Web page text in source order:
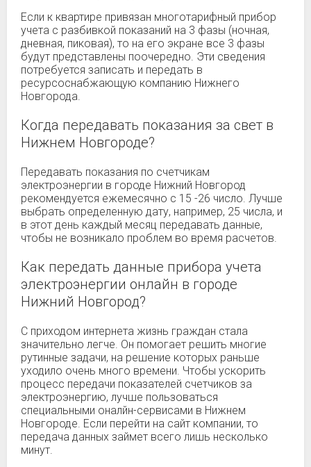
Если к квартире привязан многотарифный прибор
учета с разбивкой показаний на 3 фазы (ночная,
дневная, пиковая), то на его экране все 3 фазы
будут представлены поочередно. Эти сведения
потребуется записать и передать в
ресурсоснабжающую компанию Нижнего
Новгорода.
Когда передавать показания за свет в
Нижнем Новгороде?
Передавать показания по счетчикам
электроэнергии в городе Нижний Новгород
рекомендуется ежемесячно с 15 -26 число. Лучше
выбрать определенную дату, например, 25 числа, и
в этот день каждый месяц передавать данные,
чтобы не возникало проблем во время расчетов.
Как передать данные прибора учета
электроэнергии онлайн в городе
Нижний Новгород?
С приходом интернета жизнь граждан стала
значительно легче. Он помогает решить многие
рутинные задачи, на решение которых раньше
уходило очень много времени. Чтобы ускорить
процесс передачи показателей счетчиков за
электроэнергию, лучше пользоваться
специальными оналйн-сервисами в Нижнем
Новгороде. Если перейти на сайт компании, то
передача данных займет всего лишь несколько
минут.